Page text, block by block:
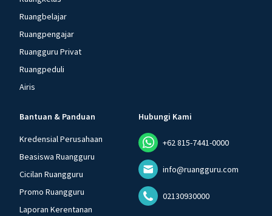
Ruangbelajar
Ruangpengajar
Ruangguru Privat
Ruangpeduli
Airis
Bantuan & Panduan
Kredensial Perusahaan
Beasiswa Ruangguru
Cicilan Ruangguru
Promo Ruangguru
Laporan Kerentanan
Hubungi Kami
+62 815-7441-0000
info@ruangguru.com
02130930000